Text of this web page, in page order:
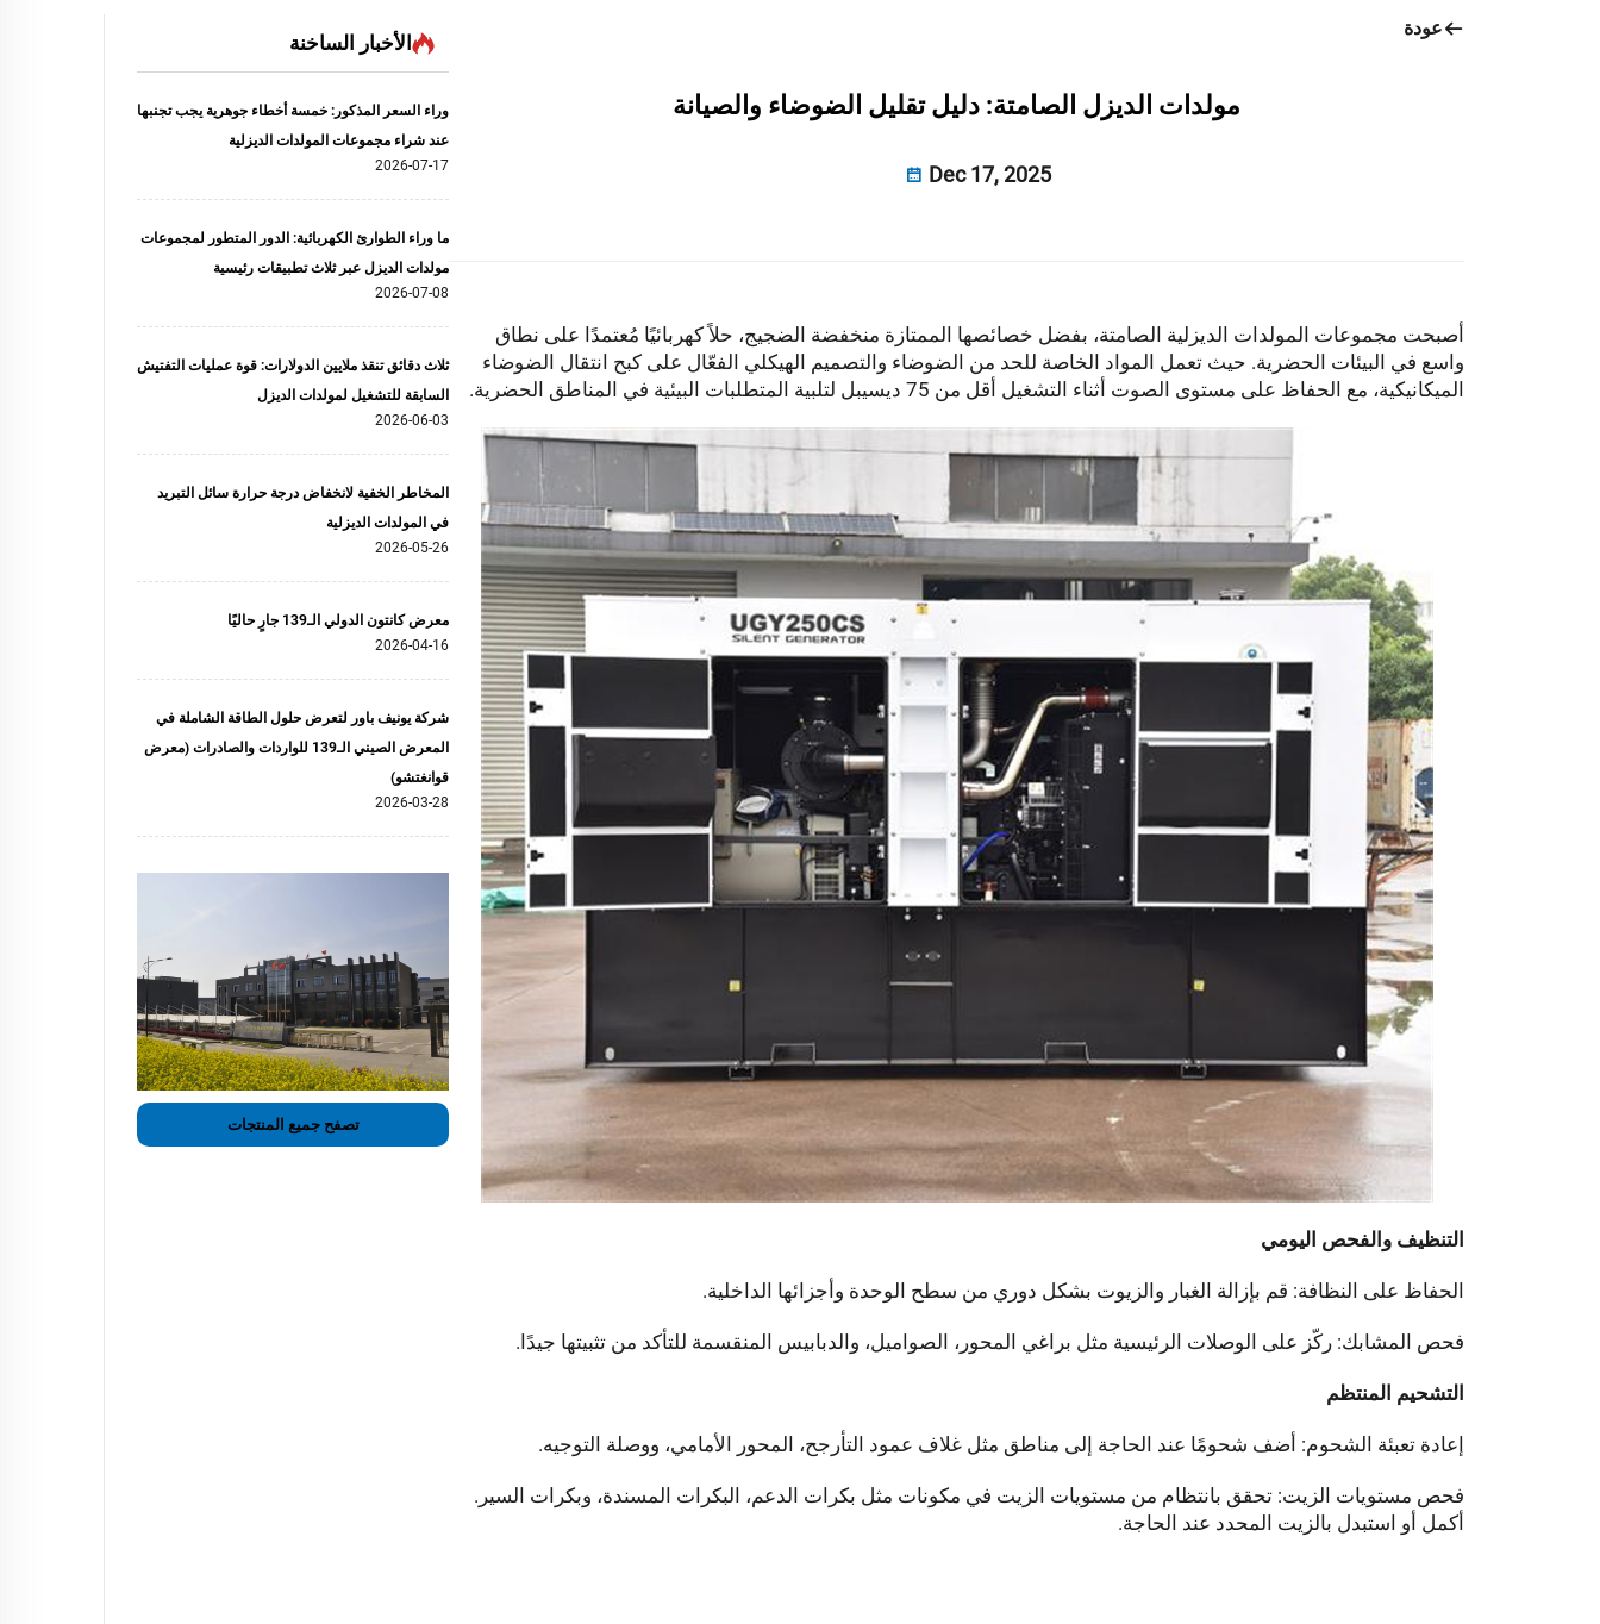
عودة
مولدات الديزل الصامتة: دليل تقليل الضوضاء والصيانة
Dec 17, 2025
أصبحت مجموعات المولدات الديزلية الصامتة، بفضل خصائصها الممتازة منخفضة الضجيج، حلاً كهربائيًا مُعتمدًا على نطاق
واسع في البيئات الحضرية. حيث تعمل المواد الخاصة للحد من الضوضاء والتصميم الهيكلي الفعّال على كبح انتقال الضوضاء
الميكانيكية، مع الحفاظ على مستوى الصوت أثناء التشغيل أقل من 75 ديسيبل لتلبية المتطلبات البيئية في المناطق الحضرية.
التنظيف والفحص اليومي
الحفاظ على النظافة: قم بإزالة الغبار والزيوت بشكل دوري من سطح الوحدة وأجزائها الداخلية.
فحص المشابك: ركّز على الوصلات الرئيسية مثل براغي المحور، الصواميل، والدبابيس المنقسمة للتأكد من تثبيتها جيدًا.
التشحيم المنتظم
إعادة تعبئة الشحوم: أضف شحومًا عند الحاجة إلى مناطق مثل غلاف عمود التأرجح، المحور الأمامي، ووصلة التوجيه.
فحص مستويات الزيت: تحقق بانتظام من مستويات الزيت في مكونات مثل بكرات الدعم، البكرات المسندة، وبكرات السير.
أكمل أو استبدل بالزيت المحدد عند الحاجة.
الأخبار الساخنة
وراء السعر المذكور: خمسة أخطاء جوهرية يجب تجنبها
عند شراء مجموعات المولدات الديزلية
2026-07-17
ما وراء الطوارئ الكهربائية: الدور المتطور لمجموعات
مولدات الديزل عبر ثلاث تطبيقات رئيسية
2026-07-08
ثلاث دقائق تنقذ ملايين الدولارات: قوة عمليات التفتيش
السابقة للتشغيل لمولدات الديزل
2026-06-03
المخاطر الخفية لانخفاض درجة حرارة سائل التبريد
في المولدات الديزلية
2026-05-26
معرض كانتون الدولي الـ139 جارٍ حاليًا
2026-04-16
شركة يونيف باور لتعرض حلول الطاقة الشاملة في
المعرض الصيني الـ139 للواردات والصادرات (معرض
قوانغتشو)
2026-03-28
تصفح جميع المنتجات